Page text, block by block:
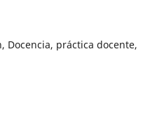
Docencia, práctica docente,